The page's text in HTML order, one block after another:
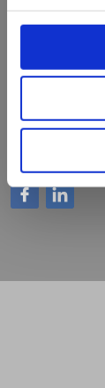
Adresse
7800 Skive
​